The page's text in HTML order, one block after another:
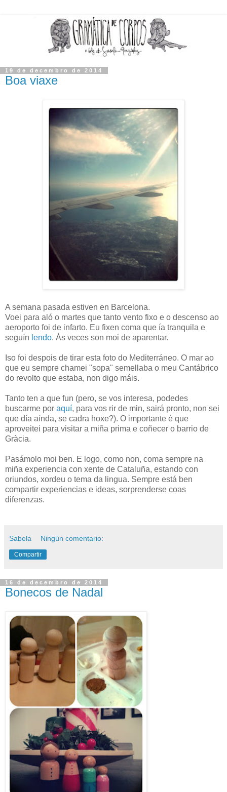
19 de decembro de 2014
Boa viaxe
A semana pasada estiven en Barcelona.
Voei para aló o martes que tanto vento fixo e o descenso ao
aeroporto foi de infarto. Eu fixen coma que ía tranquila e
seguín lendo. Ás veces son moi de aparentar.
Iso foi despois de tirar esta foto do Mediterráneo. O mar ao
que eu sempre chamei "sopa" semellaba o meu Cantábrico
do revolto que estaba, non digo máis.
Tanto ten a que fun (pero, se vos interesa, podedes
buscarme por aquí, para vos rir de min, sairá pronto, non sei
que día aínda, se cadra hoxe?). O importante é que
aproveitei para visitar a miña prima e coñecer o barrio de
Gràcia.
Pasámolo moi ben. E logo, como non, coma sempre na
miña experiencia con xente de Cataluña, estando con
oriundos, xordeu o tema da lingua. Sempre está ben
compartir experiencias e ideas, sorprenderse coas
diferenzas.
Sabela Ningún comentario:
Compartir
16 de decembro de 2014
Bonecos de Nadal